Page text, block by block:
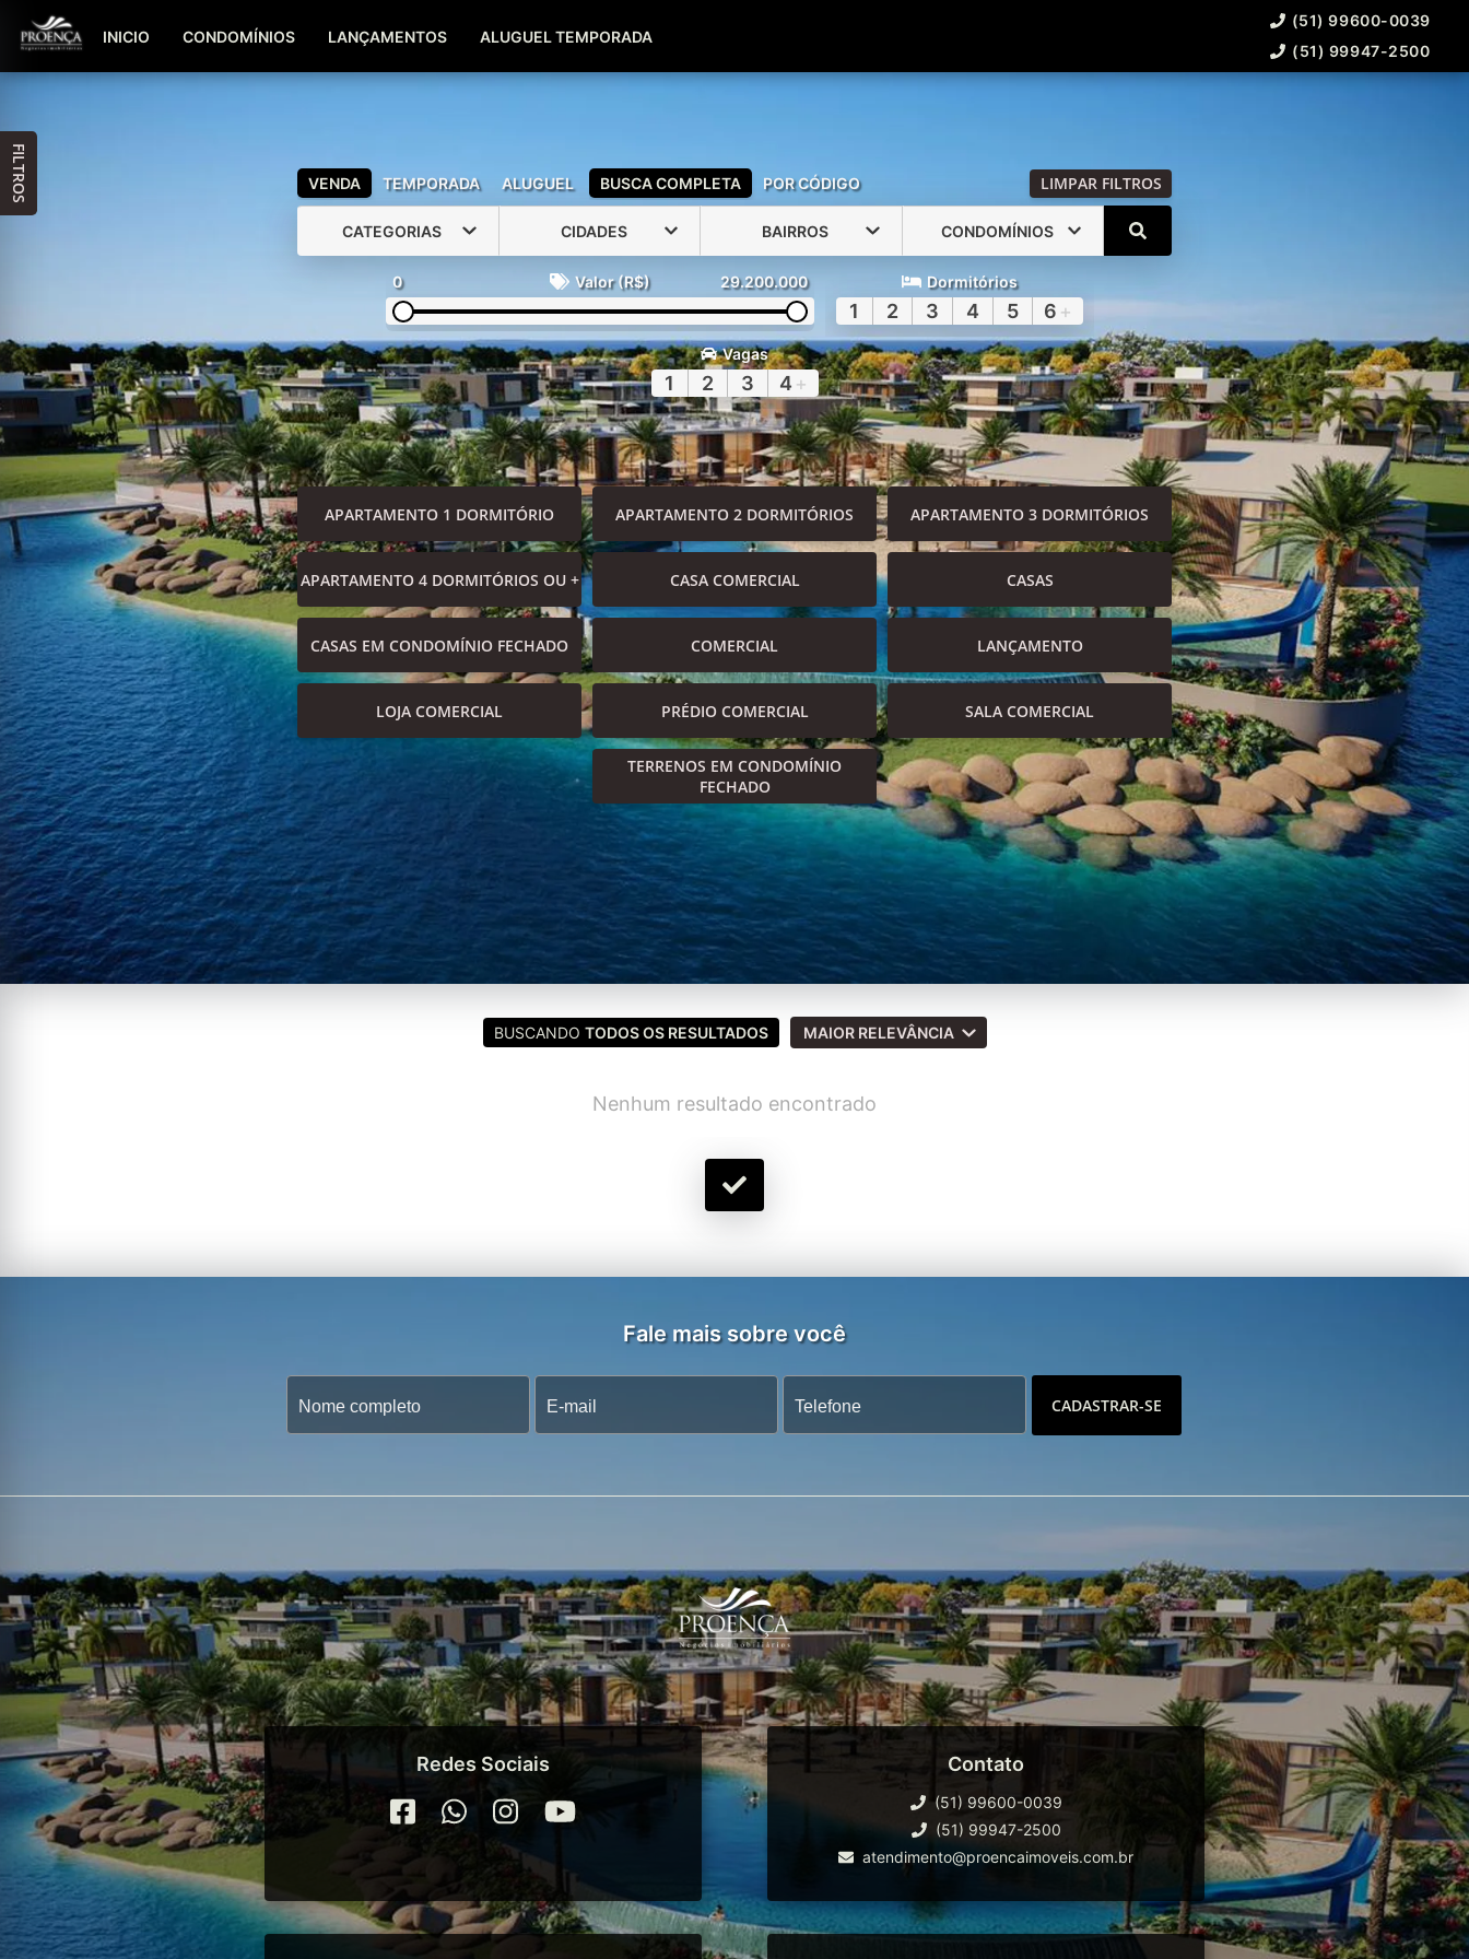
(51) 99600-0039
INICIO CONDOMÍNIOS LANÇAMENTOS ALUGUEL TEMPORADA
(51) 99600-0039
(51) 99947-2500
VENDA TEMPORADA ALUGUEL BUSCA COMPLETA POR CÓDIGO LIMPAR FILTROS
CATEGORIAS CIDADES BAIRROS CONDOMÍNIOS
0 Valor (R$) 29.200.000 Dormitórios
1 2 3 4 5 6 +
Vagas
1 2 3 4 +
APARTAMENTO 1 DORMITÓRIO APARTAMENTO 2 DORMITÓRIOS APARTAMENTO 3 DORMITÓRIOS
APARTAMENTO 4 DORMITÓRIOS OU + CASA COMERCIAL CASAS
CASAS EM CONDOMÍNIO FECHADO COMERCIAL LANÇAMENTO
LOJA COMERCIAL PRÉDIO COMERCIAL SALA COMERCIAL
TERRENOS EM CONDOMÍNIO
FECHADO
BUSCANDO TODOS OS RESULTADOS MAIOR RELEVÂNCIA
Nenhum resultado encontrado
FILTROS
Fale mais sobre você
CADASTRAR-SE
Redes Sociais Contato
(51) 99600-0039
(51) 99947-2500
atendimento@proencaimoveis.com.br